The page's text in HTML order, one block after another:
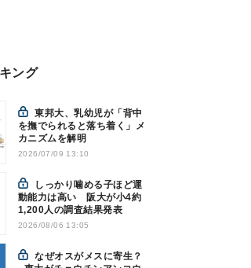
ング
東邦大、乳幼児が「背中
を撫でられると落ち着く」メ
カニズムを解明
2026/07/09 13:10
動能力は高い 阪大が小4約
1,200人の調査結果発表
2026/08/06 13:05
なぜオスがメスに寄生？